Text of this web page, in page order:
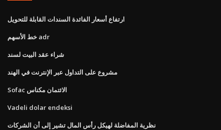
ارتفاع أسعار الفائدة السندات القابلة للتحويل
خط الأسهم adr
شراء عقد البيت لسند
مشروع على التداول عبر الإنترنت في الهند
Sofac الائتمان مكناس
Vadeli dolar endeksi
نظرية المفاضلة لهيكل رأس المال تشير إلى أن الشركات